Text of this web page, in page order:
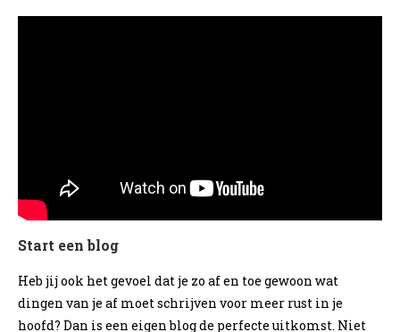
Start een blog
Heb jij ook het gevoel dat je zo af en toe gewoon wat
dingen van je af moet schrijven voor meer rust in je
hoofd? Dan is een eigen blog de perfecte uitkomst. Niet